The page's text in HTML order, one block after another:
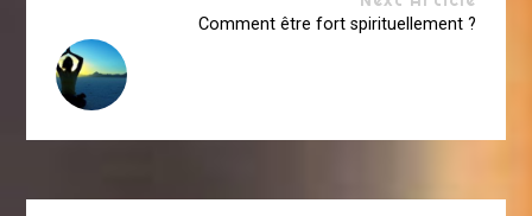
Comment être fort spirituellement ?